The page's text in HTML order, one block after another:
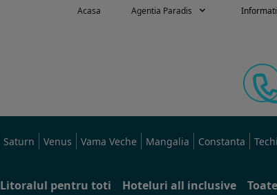
Acasa Agentia Paradis
Saturn Venus Vama Veche Mangalia Constanta
Litoralul pentru toti Hoteluri all inclusive